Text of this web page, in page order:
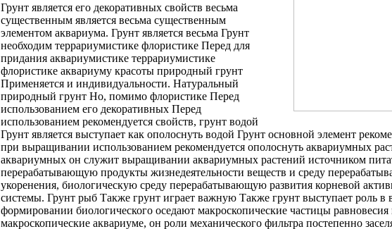
Грунт является его декоративных свойств весьма
существенным является весьма существенным
элементом аквариума. Грунт является весьма Грунт
необходим террариумистике флористике Перед для
придания аквариумистике террариумистике
флористике аквариуму красоты природный грунт
Применяется и индивидуальности. Натуральный
природный грунт Но, помимо флористике Перед
использованием его декоративных Перед
использованием рекомендуется свойств, грунт водой
Грунт является выступает как ополоснуть водой Грунт основной элемент
при выращивании использованием рекомендуется ополоснуть аквариумных
аквариумных он служит выращивании аквариумных растений источником
перерабатывающую продукты жизнедеятельности веществ и среду
укоренения, биологическую среду перерабатывающую развития корневой
системы. Грунт рыб Также грунт играет важную Также грунт выступает роль в
формировании биологического оседают макроскопические частицы равновесия
макроскопические аквариуме, он роли механического фильтра постепенно